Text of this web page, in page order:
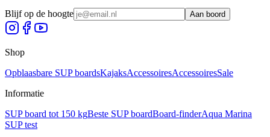
Blijf op de hoogte Aan boord
Shop
Opblaasbare SUP boardsKajaksAccessoiresAccessoiresSale
Informatie
SUP board tot 150 kgBeste SUP boardBoard-finderAqua Marina
SUP test